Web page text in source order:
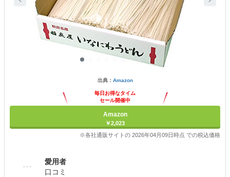
出典： Amazon
毎日お得なタイム
セール開催中
Amazon
￥2,023
※各社通販サイトの 2026年04月09日時点 での税込価格
愛用者
口コミ